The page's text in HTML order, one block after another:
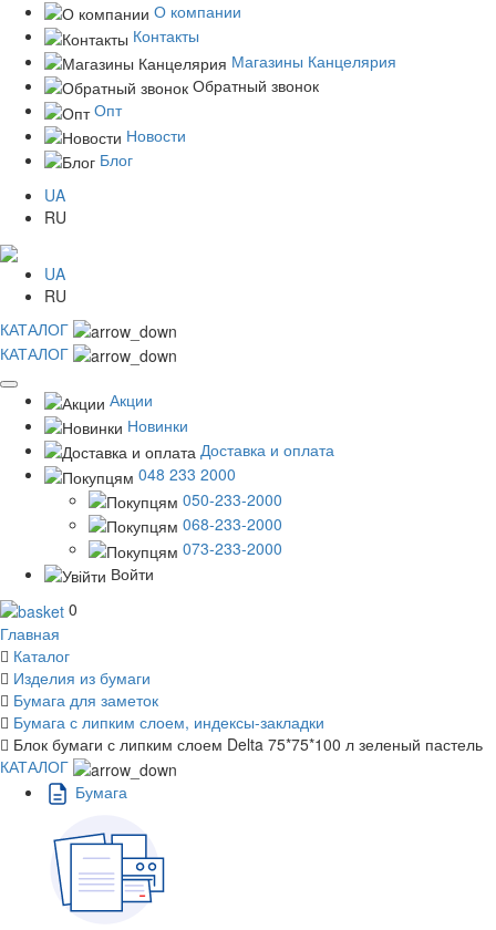
О компании
Контакты
Магазины Канцелярия
Обратный звонок
Опт
Новости
Блог
UA
RU
UA
RU
КАТАЛОГ
КАТАЛОГ
Акции
Новинки
Доставка и оплата
048 233 2000
050-233-2000
068-233-2000
073-233-2000
Войти
0
Главная
Каталог
Изделия из бумаги
Бумага для заметок
Бумага с липким слоем, индексы-закладки
Блок бумаги с липким слоем Delta 75*75*100 л зеленый пастель
КАТАЛОГ
Бумага